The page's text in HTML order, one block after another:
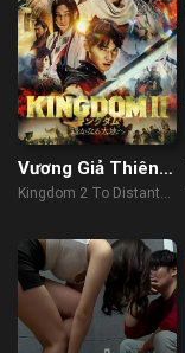
Vương Giả Thiên
Hạ 2: Đại Địa Viễn
Kingdom 2 To Distant
Daichi E) (2022)